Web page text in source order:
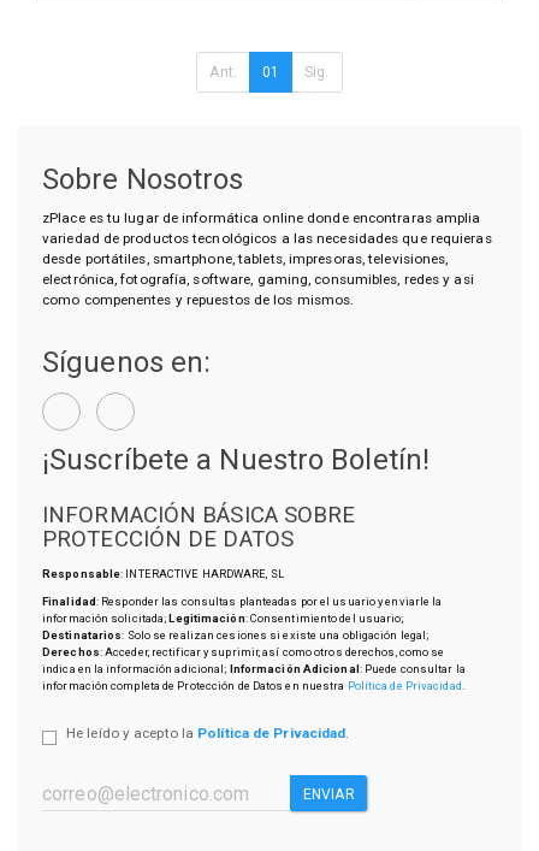
Ant. 01 Sig.
Sobre Nosotros
zPlace es tu lugar de informática online donde encontraras amplia
variedad de productos tecnológicos a las necesidades que requieras
desde portátiles, smartphone, tablets, impresoras, televisiones,
electrónica, fotografía, software, gaming, consumibles, redes y asi
como compenentes y repuestos de los mismos.
Síguenos en:
¡Suscríbete a Nuestro Boletín!
INFORMACIÓN BÁSICA SOBRE
PROTECCIÓN DE DATOS
Responsable: INTERACTIVE HARDWARE, SL
Finalidad: Responder las consultas planteadas por el usuario y enviarle la
información solicitada;Legitimación: Consentimiento del usuario;
Destinatarios: Solo se realizan cesiones si existe una obligación legal;
Derechos: Acceder, rectificar y suprimir, así como otros derechos, como se
indica en la información adicional; Información Adicional: Puede consultar la
información completa de Protección de Datos en nuestra Política de Privacidad
He leído y acepto la Política de Privacidad.
ENVIAR